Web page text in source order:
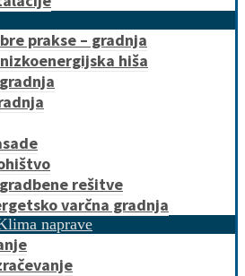
prakse – gradnja
hiša
rešitve
varčna gradnja
naprave